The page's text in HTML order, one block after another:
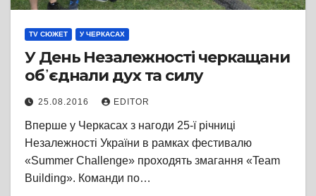
TV СЮЖЕТ У ЧЕРКАСАХ
У День Незалежності черкащани
об᾽єднали дух та силу
25.08.2016 EDITOR
Вперше у Черкасах з нагоди 25-ї річниці
Незалежності України в рамках фестивалю
«Summer Challenge» проходять змагання «Team
Building». Команди по…